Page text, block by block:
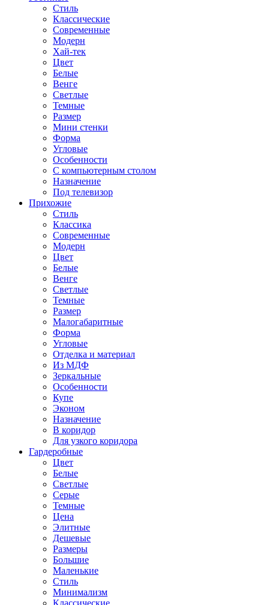
Стиль
Классические
Современные
Модерн
Хай-тек
Цвет
Белые
Венге
Светлые
Темные
Размер
Мини стенки
Форма
Угловые
Особенности
С компьютерным столом
Назначение
Под телевизор
Прихожие
Стиль
Классика
Современные
Модерн
Цвет
Белые
Венге
Светлые
Темные
Размер
Малогабаритные
Форма
Угловые
Отделка и материал
Из МДФ
Зеркальные
Особенности
Купе
Эконом
Назначение
В коридор
Для узкого коридора
Гардеробные
Цвет
Белые
Светлые
Серые
Темные
Цена
Элитные
Дешевые
Размеры
Большие
Маленькие
Стиль
Минимализм
Классические